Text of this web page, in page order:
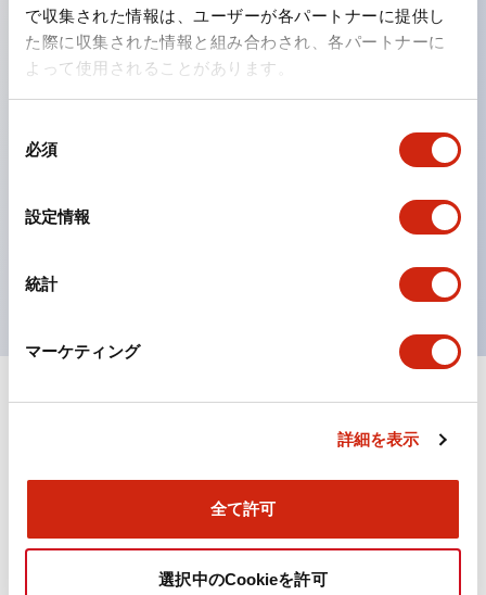
で収集された情報は、ユーザーが各パートナーに提供し
た際に収集された情報と組み合わされ、各パートナーに
よって使用されることがあります。
必須
設定情報
統計
マーケティング
詳細を表示
全て許可
選択中のCookieを許可
出力に変換して出力します。二重化信号を2組出力可能
です。
FANUC製コントローラ向けには、信号の1つを強制ガ
するタイプを用意しました。
マスタースレーブ接続対応
ーブルでSE2L同士の接続も可能です。
SE2L形セーフティレーザスキャナ（日本語）